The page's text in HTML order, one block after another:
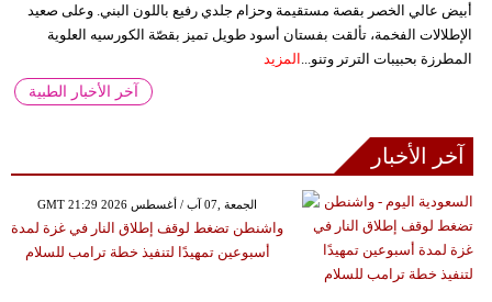
أبيض عالي الخصر بقصة مستقيمة وحزام جلدي رفيع باللون البني. وعلى صعيد
الإطلالات الفخمة، تألقت بفستان أسود طويل تميز بقصّة الكورسيه العلوية
المطرزة بحبيبات الترتر وتنو... المزيد
آخر الأخبار الطبية
آخر الأخبار
GMT 21:29 2026 الجمعة ,07 آب / أغسطس
واشنطن تضغط لوقف إطلاق النار في غزة لمدة
أسبوعين تمهيدًا لتنفيذ خطة ترامب للسلام